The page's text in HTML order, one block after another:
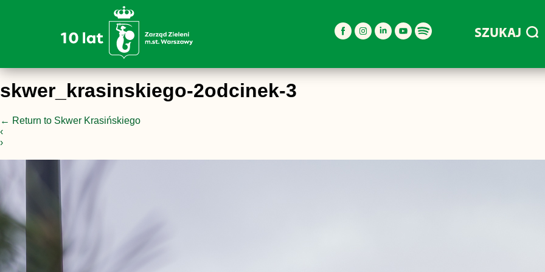
SZUKAJ
skwer_krasinskiego-2odcinek-3
← Return to Skwer Krasińskiego
‹
›